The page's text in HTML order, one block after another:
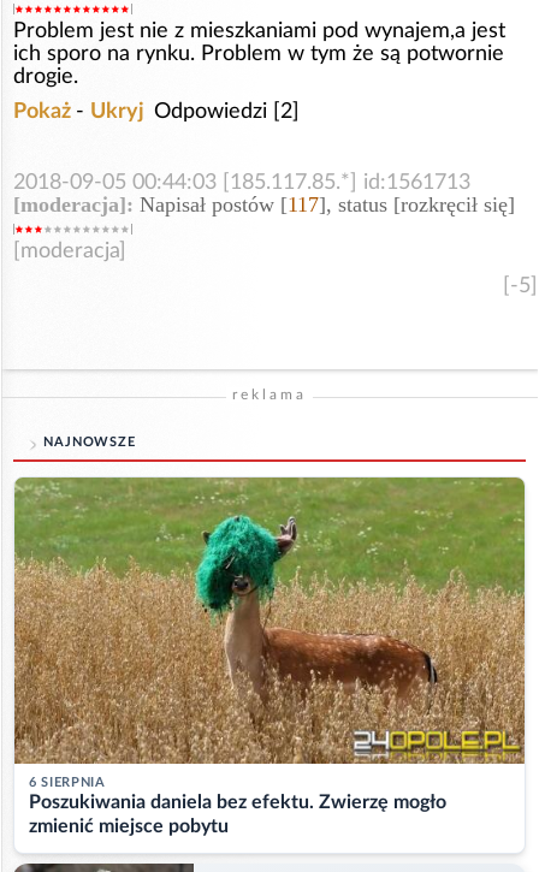
Problem jest nie z mieszkaniami pod wynajem,a jest
ich sporo na rynku. Problem w tym że są potwornie
drogie.
Pokaż - Ukryj Odpowiedzi [2]
2018-09-05 00:44:03 [185.117.85.*] id:1561713
[moderacja]: Napisał postów [117], status [rozkręcił się]
[moderacja]
[-5]
reklama
NAJNOWSZE
6 SIERPNIA
Poszukiwania daniela bez efektu. Zwierzę mogło
zmienić miejsce pobytu